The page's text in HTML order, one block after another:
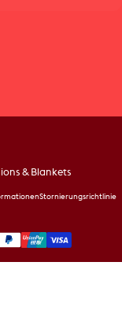
& Blankets
Stornierungsrichtlinie